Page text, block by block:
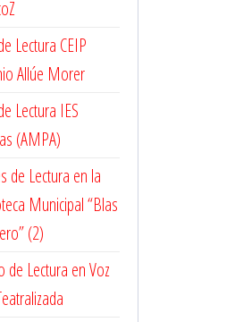
Lectura CEIP
Allúe Morer
Lectura IES
(AMPA)
de Lectura en la
Municipal “Blas
(2)
de Lectura en Voz